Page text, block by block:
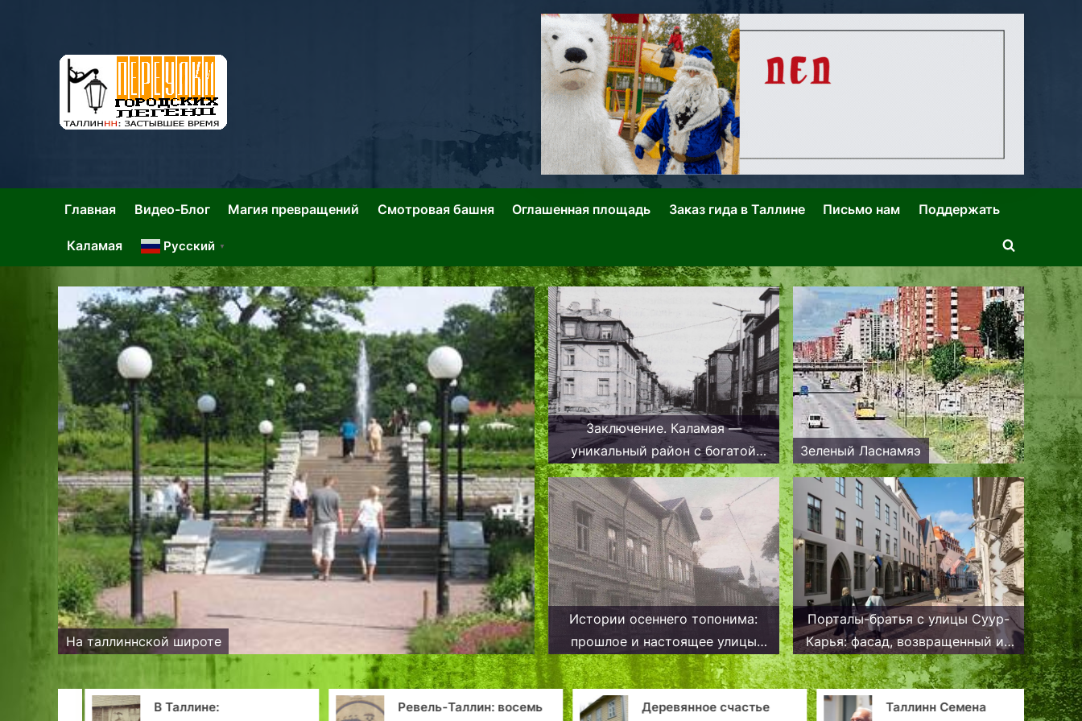
Таллин: Переулки Городских Легенд
Главная Видео-Блог Магия превращений Смотровая башня Оглашенная площадь Заказ гида в Таллине Письмо нам Поддержать
Каламая Русский ▼
Toggle
search
form
На таллиннской широте
Заключение. Каламая —
уникальный район с богатой
историей
Зеленый Ласнамяэ
Истории осеннего топонима:
прошлое и настоящее улицы
Сюгизе в Таллине
Порталы-братья с улицы Суур-
Карья: фасад, возвращенный из
забвения
В Таллине:
Ревель-Таллин: восемь
Деревянное счастье
Таллинн Семена